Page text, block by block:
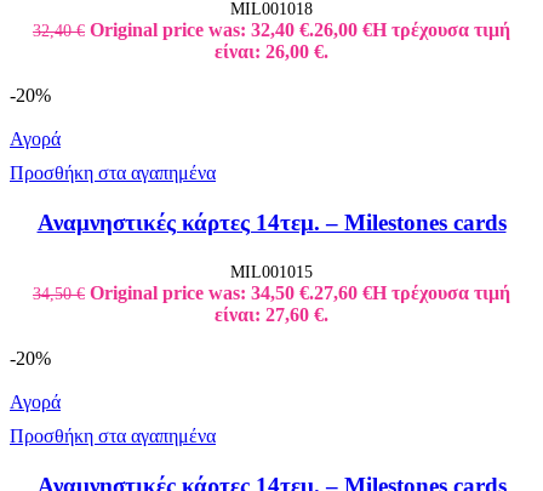
MIL001018
32,40€ Original price was: 32,40 €.26,00 €Η τρέχουσα τιμή
είναι: 26,00 €.
-20%
Αγορά
Προσθήκη στα αγαπημένα
Αναμνηστικές κάρτες 14τεμ. – Milestones cards
MIL001015
34,50€ Original price was: 34,50 €.27,60 €Η τρέχουσα τιμή
είναι: 27,60 €.
-20%
Αγορά
Προσθήκη στα αγαπημένα
Αναμνηστικές κάρτες 14τεμ. – Milestones cards